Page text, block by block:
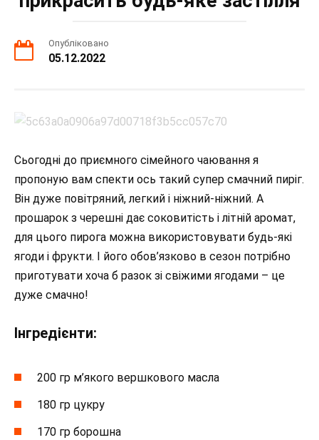
Опубліковано
05.12.2022
Сьогодні до приємного сімейного чаювання я
пропоную вам спекти ось такий супер смачний пиріг.
Він дуже повітряний, легкий і ніжний-ніжний. А
прошарок з черешні дає соковитість і літній аромат,
для цього пирога можна використовувати будь-які
ягоди і фрукти. І його обов’язково в сезон потрібно
приготувати хоча б разок зі свіжими ягодами – це
дуже смачно!
Інгредієнти:
200 гр м’якого вершкового масла
180 гр цукру
170 гр борошна